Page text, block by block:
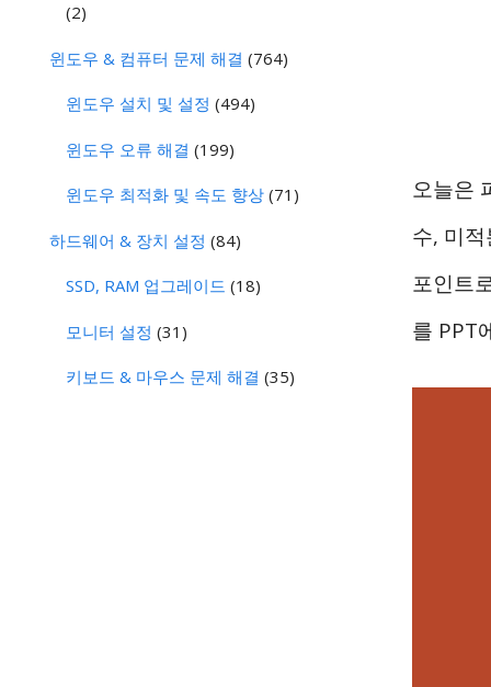
오늘은
수, 미
포인트
를 PPT
(2)
윈도우 & 컴퓨터 문제 해결 (764)
윈도우 설치 및 설정 (494)
윈도우 오류 해결 (199)
윈도우 최적화 및 속도 향상 (71)
하드웨어 & 장치 설정 (84)
SSD, RAM 업그레이드 (18)
모니터 설정 (31)
키보드 & 마우스 문제 해결 (35)